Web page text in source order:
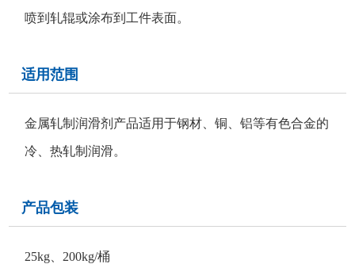
喷到轧辊或涂布到工件表面。
适用范围
金属轧制润滑剂产品适用于钢材、铜、铝等有色合金的
冷、热轧制润滑。
产品包装
25kg、200kg/桶